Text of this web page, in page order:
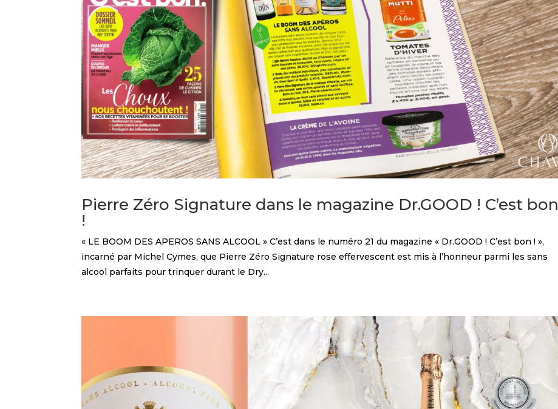
Pierre Zéro Signature dans le magazine Dr.GOOD ! C’est bon
!
« LE BOOM DES APEROS SANS ALCOOL » C’est dans le numéro 21 du magazine « Dr.GOOD ! C’est bon ! »,
incarné par Michel Cymes, que Pierre Zéro Signature rose effervescent est mis à l’honneur parmi les sans
alcool parfaits pour trinquer durant le Dry...